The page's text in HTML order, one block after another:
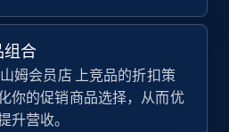
Description, Currency, Initial
percent, and more.
组合
姆会员店 上竞品的折扣策
你的促销商品选择，从而优
升营收。